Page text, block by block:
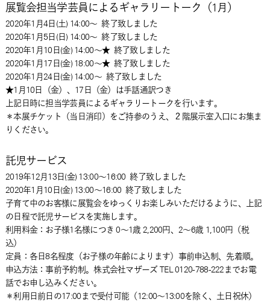
展覧会担当学芸員によるギャラリートーク（1月）
2020年1月4日(土) 14:00～終了致しました
2020年1月5日(日) 14:00～終了致しました
2020年1月10日(金) 14:00～★ 終了致しました
2020年1月17日(金) 18:00～★ 終了致しました
2020年1月24日(金) 14:00～ 終了致しました
★1月10日（金）、17日（金）は手話通訳つき
上記日時に担当学芸員によるギャラリートークを行います。
＊本展チケット（当日消印）をご持参のうえ、２階展示室入口にお集ま
りください。
託児サービス
2019年12月13日(金) 13:00～16:00終了致しました
2020年1月10日(金) 13:00～16:00終了致しました
子育て中のお客様に展覧会をゆっくりお楽しみいただけるように、上記
の日程で託児サービスを実施します。
利用料金：お子様1名様につき 0～1歳 2,200円、2～6歳 1,100円（税
込）
定員：各日8名程度（お子様の年齢によります）事前申込制、先着順。
申込方法：事前予約制。株式会社マザーズ TEL 0120-788-222までお電
話でお申し込みください。
＊利用日前日の17:00まで受付可能（12:00～13:00を除く、土日祝休）